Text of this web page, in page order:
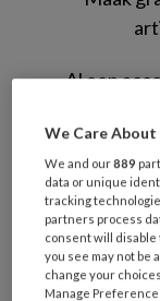
Al een
Wat
is
je
e-
mailadres?
* *
Kies
je
We Care About
We and our889
data or unique
tracking
partners process
consent will disable
you see may not be
change your
Manage